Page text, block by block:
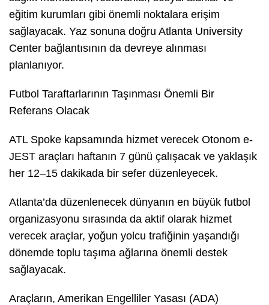
eğitim kurumları gibi önemli noktalara erişim
sağlayacak. Yaz sonuna doğru Atlanta University
Center bağlantısının da devreye alınması
planlanıyor.
Futbol Taraftarlarının Taşınması Önemli Bir
Referans Olacak
ATL Spoke kapsamında hizmet verecek Otonom e-
JEST araçları haftanın 7 günü çalışacak ve yaklaşık
her 12–15 dakikada bir sefer düzenleyecek.
Atlanta’da düzenlenecek dünyanın en büyük futbol
organizasyonu sırasında da aktif olarak hizmet
verecek araçlar, yoğun yolcu trafiğinin yaşandığı
dönemde toplu taşıma ağlarına önemli destek
sağlayacak.
Araçların, Amerikan Engelliler Yasası (ADA)